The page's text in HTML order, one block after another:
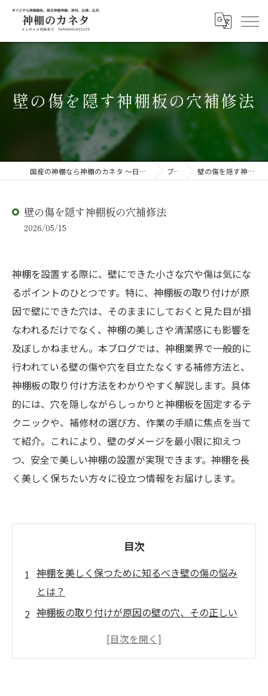
壁の傷を隠す神棚板の穴補修法
国産の神棚なら神棚のカネタ ～日々のしあわせを感じる物を～ ブログ 壁の傷を隠す神棚板の穴補修法
壁の傷を隠す神棚板の穴補修法
2026/05/15
神棚を設置する際に、壁にできた小さな穴や傷は気にな
るポイントのひとつです。特に、神棚板の取り付けが原
因で壁にできた穴は、そのままにしておくと見た目が損
なわれるだけでなく、神棚の美しさや清潔感にも影響を
及ぼしかねません。本ブログでは、神棚業界で一般的に
行われている壁の傷や穴を目立たなくする補修方法と、
神棚板の取り付け方法をわかりやすく解説します。具体
的には、穴を隠しながらしっかりと神棚板を固定するテ
クニックや、補修材の選び方、作業の手順に焦点を当て
て紹介。これにより、壁のダメージを最小限に抑えつ
つ、安全で美しい神棚の設置が実現できます。神棚を長
く美しく保ちたい方々に役立つ情報をお届けします。
目次
神棚を美しく保つために知るべき壁の傷の悩み
とは？
神棚板の取り付けが原因の壁の穴、その正しい